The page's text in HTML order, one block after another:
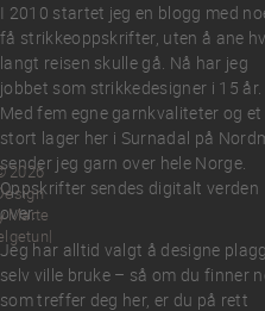
I 2010 startet jeg en blogg med
få strikkeoppskrifter, uten å ane
langt reisen skulle gå. Nå har jeg
jobbet som strikkedesigner i 15 år.
Med fem egne garnkvaliteter og et
stort lager her i Surnadal på
sender jeg garn over hele Norge.
Oppskrifter sendes digitalt verden
over.
Jeg har alltid valgt å designe
selv ville bruke – så om du finner
som treffer deg her, er du på rett
2026
Marte